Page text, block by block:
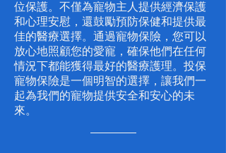
位保護。不僅為寵物主人提供經濟保護
和心理安慰，還鼓勵預防保健和提供最
佳的醫療選擇。通過寵物保險，您可以
放心地照顧您的愛寵，確保他們在任何
情況下都能獲得最好的醫療護理。投保
寵物保險是一個明智的選擇，讓我們一
起為我們的寵物提供安全和安心的未
來。